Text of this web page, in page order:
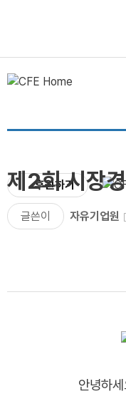
후원하기
제2회 시장
글쓴이 자유기업원
안녕하